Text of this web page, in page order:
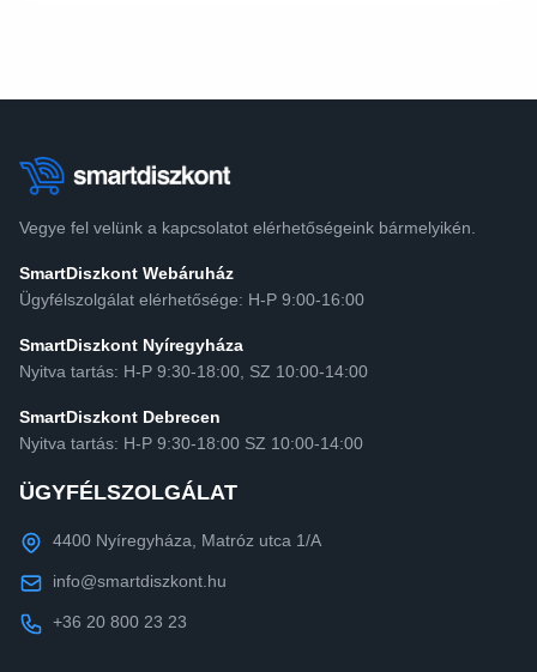
Vegye fel velünk a kapcsolatot elérhetőségeink bármelyikén.
SmartDiszkont Webáruház
Ügyfélszolgálat elérhetősége: H-P 9:00-16:00
SmartDiszkont Nyíregyháza
Nyitva tartás: H-P 9:30-18:00, SZ 10:00-14:00
SmartDiszkont Debrecen
Nyitva tartás: H-P 9:30-18:00 SZ 10:00-14:00
ÜGYFÉLSZOLGÁLAT
4400 Nyíregyháza, Matróz utca 1/A
info@smartdiszkont.hu
+36 20 800 23 23